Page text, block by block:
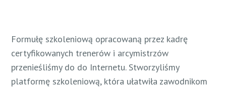
Formułę szkoleniową opracowaną przez kadrę
certyfikowanych trenerów i arcymistrzów
przenieśliśmy do do Internetu. Stworzyliśmy
platformę szkoleniową, która ułatwiła zawodnikom